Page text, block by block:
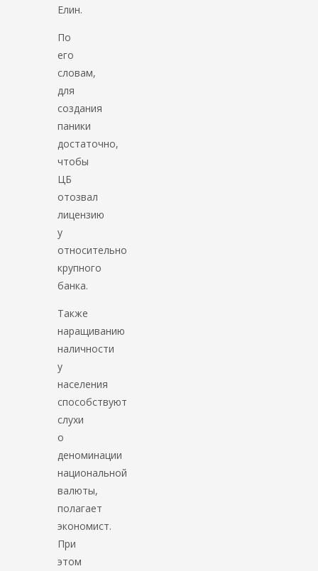
Елин.
По
его
словам,
для
создания
паники
достаточно,
чтобы
ЦБ
отозвал
лицензию
у
относительно
крупного
банка.
Также
наращиванию
наличности
у
населения
способствуют
слухи
о
деноминации
национальной
валюты,
полагает
экономист.
При
этом